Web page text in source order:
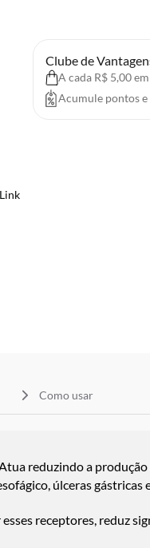
Clube de
A cada R$ 5,00
Acumule pontos
Como usar
reduzindo a
úlceras gástricas
receptores, reduz